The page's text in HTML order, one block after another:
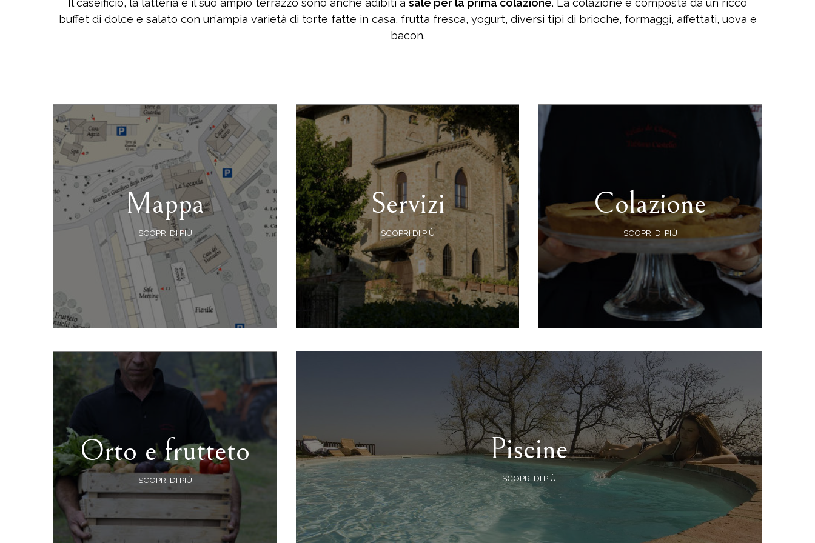
Il caseificio, la latteria e il suo ampio terrazzo sono anche adibiti a sale per la prima colazione. La colazione è composta da un ricco
buffet di dolce e salato con un’ampia varietà di torte fatte in casa, frutta fresca, yogurt, diversi tipi di brioche, formaggi, affettati, uova e
bacon.
Mappa
SCOPRI DI PIÙ
Servizi
SCOPRI DI PIÙ
Colazione
SCOPRI DI PIÙ
Orto e frutteto
SCOPRI DI PIÙ
Piscine
SCOPRI DI PIÙ